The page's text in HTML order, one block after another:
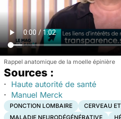
Rappel anatomique de la moelle épinière
Sources :
· Haute autorité de santé
· Manuel Merck
PONCTION LOMBAIRE
CERVEAU
MALADIE NEURODÉGÉNÉRATIVE